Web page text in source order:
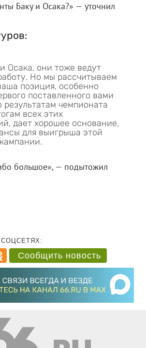
Баку и Осака?» — уточнил
Осака, они тоже ведут
Но мы рассчитываем
позиция, особенно
поставленного вами
результатам чемпионата
всех этих
дает хорошее основание,
для выигрыша этой
большое», — подытожил
Сообщить новость